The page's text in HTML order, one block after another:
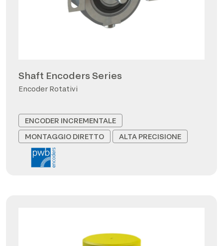
Shaft Encoders Series
Encoder Rotativi
ENCODER INCREMENTALE
MONTAGGIO DIRETTO
ALTA PRECISIONE